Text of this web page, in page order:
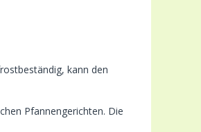
kann den
Pfannengerichten. Die